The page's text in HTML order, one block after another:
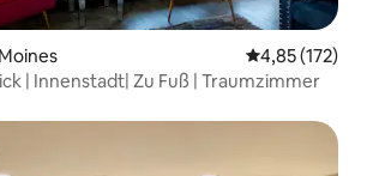
4,85 (172)
| Innenstadt| Zu Fuß | Traumzimmer